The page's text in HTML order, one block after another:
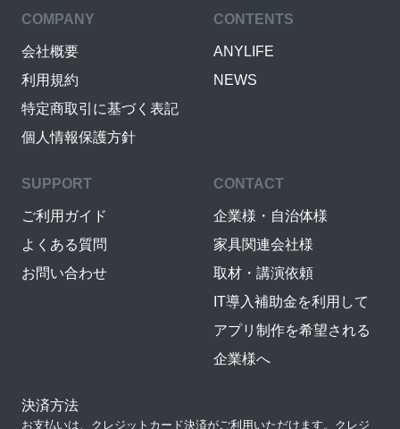
COMPANY
会社概要
利用規約
特定商取引に基づく表記
個人情報保護方針
CONTENTS
ANYLIFE
NEWS
SUPPORT
ご利用ガイド
よくある質問
お問い合わせ
CONTACT
企業様・自治体様
家具関連会社様
取材・講演依頼
IT導入補助金を利用して
アプリ制作を希望される
企業様へ
決済方法
お支払いは、クレジットカード決済がご利用いただけます。クレジ